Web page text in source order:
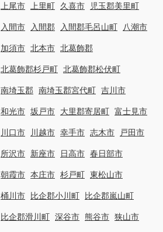
上尾市 上里町 久喜市 児玉郡美里町
入間市 入間郡 入間郡毛呂山町 八潮市
加須市 北本市 北葛飾郡
北葛飾郡杉戸町 北葛飾郡松伏町
南埼玉郡 南埼玉郡宮代町 吉川市
和光市 坂戸市 大里郡寄居町 富士見市
川口市 川越市 幸手市 志木市 戸田市
所沢市 新座市 日高市 春日部市
朝霞市 本庄市 杉戸町 東松山市
桶川市 比企郡小川町 比企郡嵐山町
比企郡滑川町 深谷市 熊谷市 狭山市